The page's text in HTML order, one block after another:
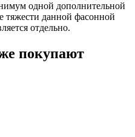
одной дополнительной
тяжести данной фасонной
отдельно.
покупают